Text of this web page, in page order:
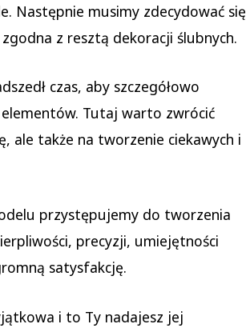
Następnie musimy zdecydować się
z resztą dekoracji ślubnych.
czas, aby szczegółowo
elementów. Tutaj warto zwrócić
ale także na tworzenie ciekawych i
przystępujemy do tworzenia
precyzji, umiejętności
satysfakcję.
i to Ty nadajesz jej